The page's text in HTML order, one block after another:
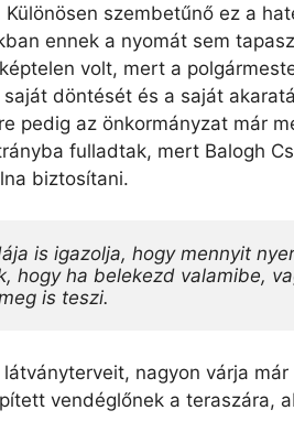
szembetűnő ez a
ennek a nyomát sem
volt, mert a
döntését és a saját
pedig az önkormányzat már
fulladtak, mert Balogh
biztosítani.
is igazolja, hogy mennyit
hogy ha belekezd valamibe,
is teszi.
nagyon várja
vendéglőnek a